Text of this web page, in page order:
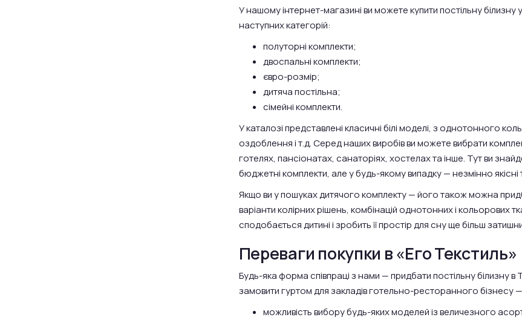
У нашому інтернет-магазині ви можете купити постільну
наступних категорій:
полуторні комплекти;
двоспальні комплекти;
євро-розмір;
дитяча постільна;
сімейні комплекти.
У каталозі представлені класичні білі моделі, з однотонного
оздоблення і т.д. Серед наших виробів ви можете вибрати
готелях, пансіонатах, санаторіях, хостелах та інше. Тут ви
бюджетні комплекти, але у будь-якому випадку — незмінно якісні
Якщо ви у пошуках дитячого комплекту — його також можна
варіанти колірних рішень, комбінацій однотонних і
сподобається дитині і зробить її простір для сну ще більш
Переваги покупки в «Его Текстиль»
Будь-яка форма співпраці з нами — придбати постільну білизну
замовити гуртом для закладів готельно-ресторанного бізнесу
можливість вибору будь-яких моделей із величезного